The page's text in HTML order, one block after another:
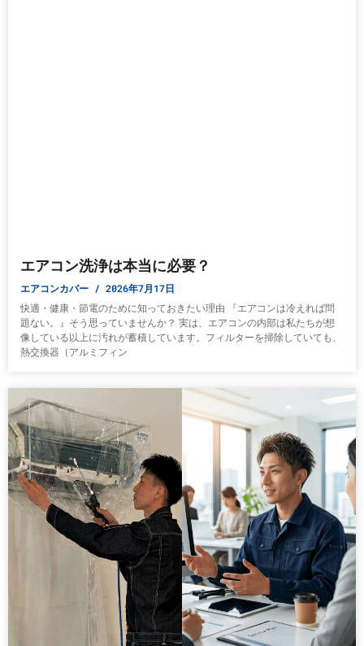
エアコン洗浄は本当に必要？
エアコンカバー 2026年7月17日
快適・健康・節電のために知っておきたい理由 『エアコンは冷えれば問
題ない。』そう思っていませんか？ 実は、エアコンの内部は私たちが想
像している以上に汚れが蓄積しています。フィルターを掃除していても、
熱交換器（アルミフィン